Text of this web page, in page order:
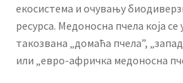
екосистема и очувању
ресурса. Медоносна пчела која се
такозвана „домаћа пчела”,
или „евро-афричка медоносна